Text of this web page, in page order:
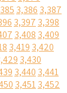
3,386 3,387
3,397 3,398
3,408 3,409
3,419 3,420
3,430
3,440 3,441
3,4513,452